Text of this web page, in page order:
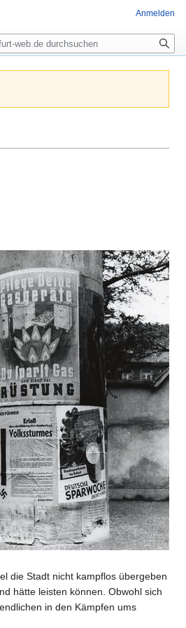
die Stadt nicht kampflos übergeben
hätte leisten können. Obwohl sich
in den Kämpfen ums
Anmelden